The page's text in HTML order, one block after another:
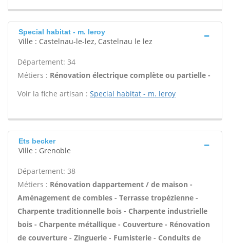
Special habitat - m. leroy
Ville : Castelnau-le-lez, Castelnau le lez
Département: 34
Métiers : Rénovation électrique complète ou partielle -
Voir la fiche artisan : Special habitat - m. leroy
Ets becker
Ville : Grenoble
Département: 38
Métiers : Rénovation dappartement / de maison -
Aménagement de combles - Terrasse tropézienne -
Charpente traditionnelle bois - Charpente industrielle
bois - Charpente métallique - Couverture - Rénovation
de couverture - Zinguerie - Fumisterie - Conduits de